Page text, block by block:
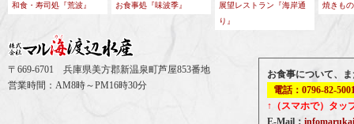
和食・寿司処『荒波』 お食事処『味波季』
展望レストラン『海岸通
り』
焼きも
〒669-6701 兵庫県美方郡新温泉町芦屋853番地
営業時間：AM8時～PM16時30分
お食事について、
電話：0796-82-
↑（スマホで）タッ
E-Mail：